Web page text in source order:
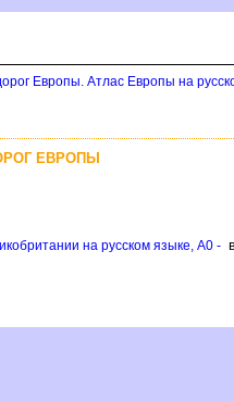
Европы. Атлас Европы на
ЕВРОПЫ
на русском языке, A0 -